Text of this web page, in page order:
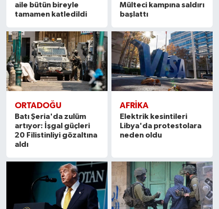
aile bütün bireyle
tamamen katledildi
Mülteci kampına saldırı
başlattı
ORTADOĞU
Batı Şeria'da zulüm
artıyor: İşgal güçleri
20 Filistinliyi gözaltına
aldı
AFRIKA
Elektrik kesintileri
Libya'da protestolara
neden oldu